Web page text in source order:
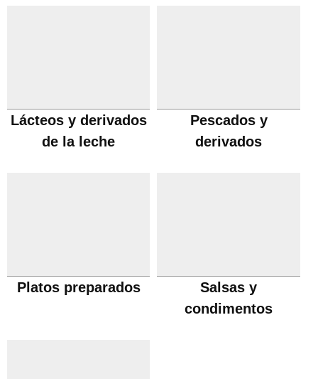
Lácteos y derivados
de la leche
Pescados y
derivados
Platos preparados
Salsas y
condimentos